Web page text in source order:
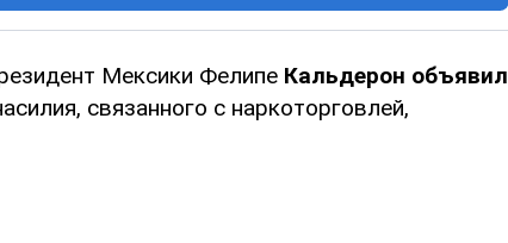
Мексики Фелипе Кальдерон объявил
связанного с наркоторговлей,